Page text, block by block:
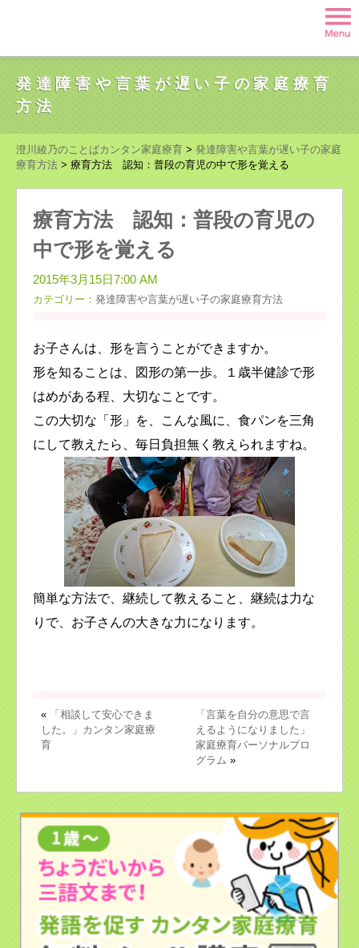
発達障害や言葉が遅い子の家庭療育
方法
澄川綾乃のことばカンタン家庭療育 > 発達障害や言葉が遅い子の家庭
療育方法 > 療育方法 認知：普段の育児の中で形を覚える
療育方法 認知：普段の育児の
中で形を覚える
2015年3月15日7:00 AM
カテゴリー： 発達障害や言葉が遅い子の家庭療育方法
お子さんは、形を言うことができますか。
形を知ることは、図形の第一歩。１歳半健診で形
はめがある程、大切なことです。
この大切な「形」を、こんな風に、食パンを三角
にして教えたら、毎日負担無く教えられますね。
簡単な方法で、継続して教えること、継続は力な
りで、お子さんの大きな力になります。
«
「相談して安心できま
した。」カンタン家庭療
育
「言葉を自分の意思で言
えるようになりました」
家庭療育パーソナルプロ
グラム »